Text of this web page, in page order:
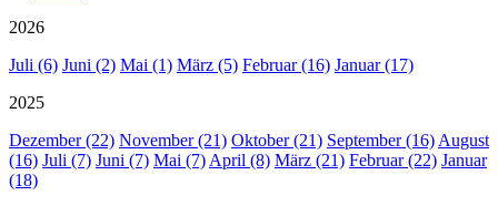
2026
Juli (6) Juni (2) Mai (1) März (5) Februar (16) Januar (17)
2025
Dezember (22) November (21) Oktober (21) September (16) August
(16) Juli (7) Juni (7) Mai (7) April (8) März (21) Februar (22) Januar
(18)